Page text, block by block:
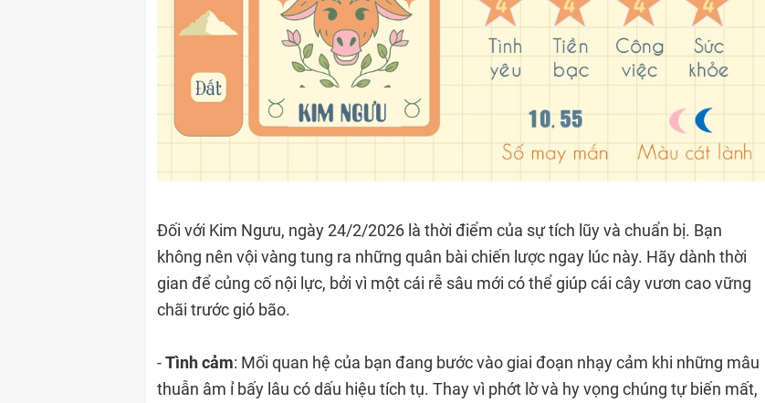
Đối với Kim Ngưu, ngày 24/2/2026 là thời điểm của sự tích lũy và chuẩn bị. Bạn
không nên vội vàng tung ra những quân bài chiến lược ngay lúc này. Hãy dành thời
gian để củng cố nội lực, bởi vì một cái rễ sâu mới có thể giúp cái cây vươn cao vững
chãi trước gió bão.
-Tình cảm: Mối quan hệ của bạn đang bước vào giai đoạn nhạy cảm khi những mâu
thuẫn âm ỉ bấy lâu có dấu hiệu tích tụ. Thay vì phớt lờ và hy vọng chúng tự biến mất,